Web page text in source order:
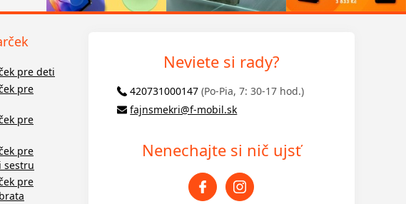
pre deti
pre
pre
pre
sestru
pre
Neviete si rady?
420731000147 (Po-Pia, 7: 30-17 hod.)
fajnsmekri@f-mobil.sk
Nenechajte si nič ujsť